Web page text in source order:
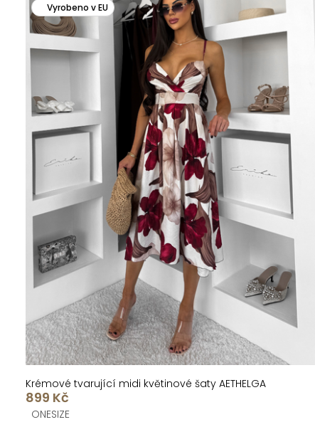
Vyrobeno v EU
Krémové tvarující midi květinové šaty AETHELGA
899 Kč
ONESIZE